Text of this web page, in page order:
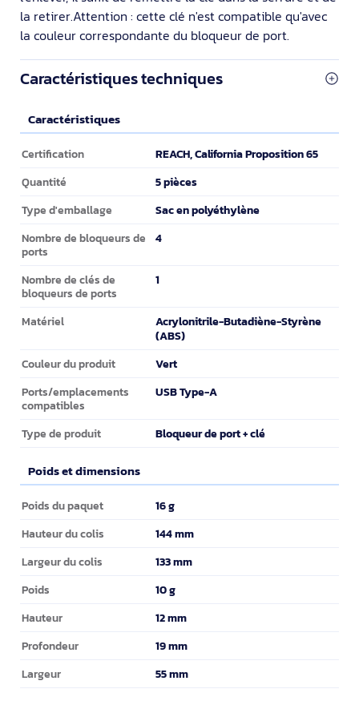
la retirer.Attention : cette clé n'est compatible qu'avec
la couleur correspondante du bloqueur de port.
Caractéristiques techniques
Caractéristiques
Caractéristiques
Certification REACH, California Proposition 65
Quantité 5 pièces
Type d'emballage Sac en polyéthylène
Nombre de bloqueurs de
ports
4
Nombre de clés de
bloqueurs de ports
1
Matériel
Acrylonitrile-Butadiène-Styrène
(ABS)
Couleur du produit Vert
Ports/emplacements
compatibles
USB Type-A
Type de produit Bloqueur de port + clé
Poids et dimensions
Poids et dimensions
Poids du paquet 16 g
Hauteur du colis 144 mm
Largeur du colis 133 mm
Poids 10 g
Hauteur 12 mm
Profondeur 19 mm
Largeur 55 mm